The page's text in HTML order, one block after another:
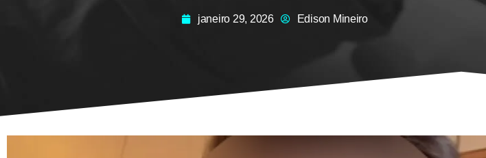
janeiro 29, 2026 Edison Mineiro